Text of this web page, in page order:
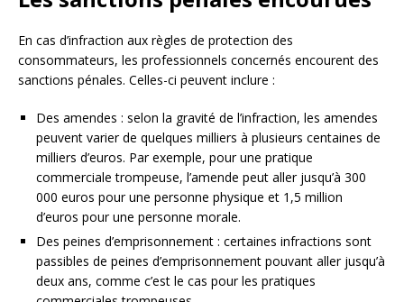
En cas d’infraction aux règles de protection des
consommateurs, les professionnels concernés encourent des
sanctions pénales. Celles-ci peuvent inclure :
Des amendes : selon la gravité de l’infraction, les amendes
peuvent varier de quelques milliers à plusieurs centaines de
milliers d’euros. Par exemple, pour une pratique
commerciale trompeuse, l’amende peut aller jusqu’à 300
000 euros pour une personne physique et 1,5 million
d’euros pour une personne morale.
Des peines d’emprisonnement : certaines infractions sont
passibles de peines d’emprisonnement pouvant aller jusqu’à
deux ans, comme c’est le cas pour les pratiques